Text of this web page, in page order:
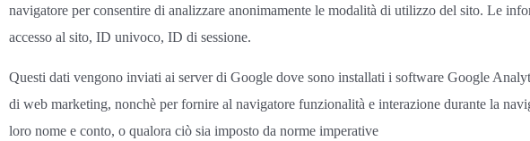
navigatore per consentire di analizzare anonimamente le modalità di utilizzo del sito. Le
accesso al sito, ID univoco, ID di sessione.
Questi dati vengono inviati ai server di Google dove sono installati i software Google
di web marketing, nonchè per fornire al navigatore funzionalità e interazione durante la
loro nome e conto, o qualora ciò sia imposto da norme imperative